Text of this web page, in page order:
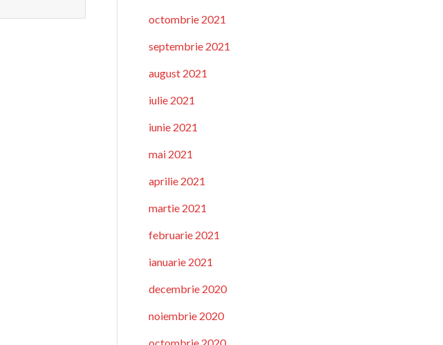
octombrie 2021
septembrie 2021
august 2021
iulie 2021
iunie 2021
mai 2021
aprilie 2021
martie 2021
februarie 2021
ianuarie 2021
decembrie 2020
noiembrie 2020